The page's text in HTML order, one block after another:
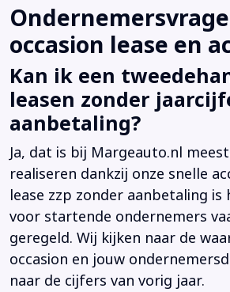
occasion lease en
Kan ik een
leasen zonder
aanbetaling?
Ja, dat is bij Margeauto.nl
realiseren dankzij onze snelle
lease zzp zonder aanbetaling
voor startende ondernemers
geregeld. Wij kijken naar de
occasion en jouw
naar de cijfers van vorig jaar.